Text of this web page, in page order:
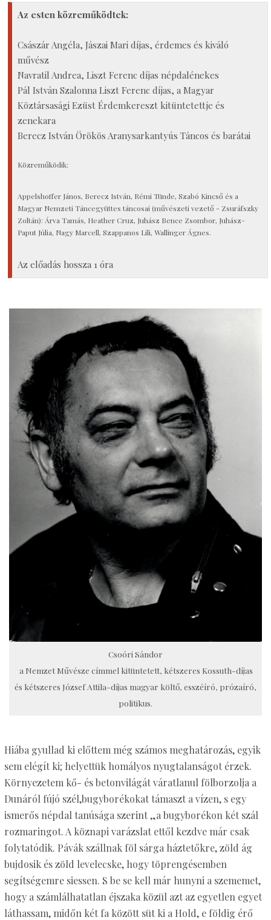
Az esten közreműködtek:
Császár Angéla, Jászai Mari díjas, érdemes és kiváló
művész
Navratil Andrea, Liszt Ferenc díjas népdalénekes
Pál István Szalonna Liszt Ferenc díjas, a Magyar
Köztársasági Ezüst Érdemkereszt kitüntetettje és
zenekara
Berecz István Örökös Aranysarkantyús Táncos és barátai
Közreműködik:
Appelshoffer János, Berecz István, Rémi Tünde, Szabó Kincső és a
Magyar Nemzeti Táncegyüttes táncosai (művészeti vezető - Zsuráfszky
Zoltán): Árva Tamás, Heather Cruz, Juhász Bence Zsombor, Juhász-
Paput Júlia, Nagy Marcell, Szappanos Lili, Wallinger Ágnes.
Az előadás hossza 1 óra
Csoóri Sándor
a Nemzet Művésze címmel kitüntetett, kétszeres Kossuth-díjas
és kétszeres József Attila-díjas magyar költő, esszéíró, prózaíró,
politikus.
Hiába gyullad ki előttem még számos meghatározás, egyik
sem elégít ki; helyettük homályos nyugtalanságot érzek.
Környezetem kő- és betonvilágát váratlanul fölborzolja a
Dunáról fújó szél,bugyborékokat támaszt a vízen, s egy
ismerős népdal tanúsága szerint „a bugyborékon két szál
rozmaringot. A köznapi varázslat ettől kezdve már csak
folytatódik. Pávák szállnak föl sárga háztetőkre, zöld ág
bujdosik és zöld levelecske, hogy töprengésemben
segítségemre siessen. S be se kell már hunyni a szememet,
hogy a számlálhatatlan éjszaka közül azt az egyetlen egyet
láthassam, midőn két fa között süt ki a Hold, e földig érő